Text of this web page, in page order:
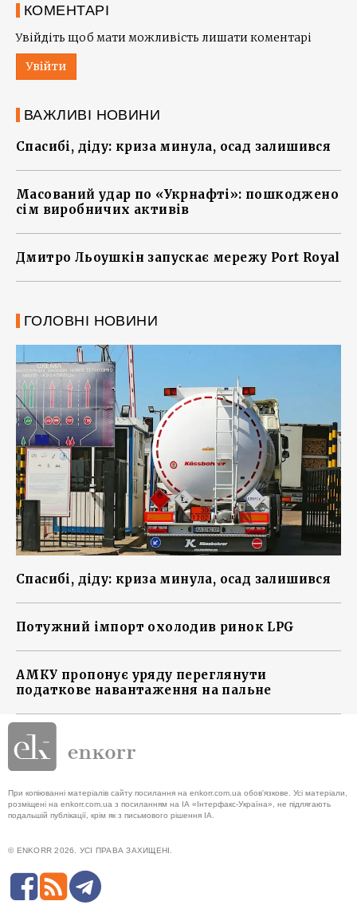
КОМЕНТАРІ
Увійдіть щоб мати можливість лишати коментарі
Увійти
ВАЖЛИВІ НОВИНИ
Спасибі, діду: криза минула, осад залишився
Масований удар по «Укрнафті»: пошкоджено
сім виробничих активів
Дмитро Льоушкін запускає мережу Port Royal
ГОЛОВНІ НОВИНИ
Спасибі, діду: криза минула, осад залишився
Потужний імпорт охолодив ринок LPG
АМКУ пропонує уряду переглянути
податкове навантаження на пальне
При копіюванні матеріалів сайту посилання на enkorr.com.ua обов'язкове. Усі матеріали,
розміщені на enkorr.com.ua з посиланням на ІА «Інтерфакс-Україна», не підлягають
подальшій публікації, крім як з письмового рішення ІА.
© ENKORR 2026. УСІ ПРАВА ЗАХИЩЕНІ.